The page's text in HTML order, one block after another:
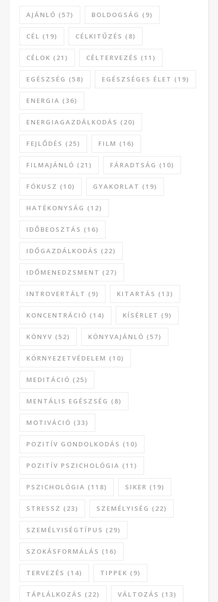
AJÁNLÓ (57) BOLDOGSÁG (9)
CÉL (19) CÉLKITŰZÉS (8)
CÉLOK (21) CÉLTERVEZÉS (11)
EGÉSZSÉG (58) EGÉSZSÉGES ÉLET (19)
ENERGIA (36)
ENERGIAGAZDÁLKODÁS (20)
FEJLŐDÉS (25) FILM (16)
FILMAJÁNLÓ (21) FÁRADTSÁG (10)
FÓKUSZ (10) GYAKORLAT (19)
HATÉKONYSÁG (12)
IDŐBEOSZTÁS (16)
IDŐGAZDÁLKODÁS (22)
IDŐMENEDZSMENT (27)
INTROVERTÁLT (9) KITARTÁS (13)
KONCENTRÁCIÓ (14) KÍSÉRLET (9)
KÖNYV (52) KÖNYVAJÁNLÓ (57)
KÖRNYEZETVÉDELEM (10)
MEDITÁCIÓ (25)
MENTÁLIS EGÉSZSÉG (8)
MOTIVÁCIÓ (33)
POZITÍV GONDOLKODÁS (10)
POZITÍV PSZICHOLÓGIA (11)
PSZICHOLÓGIA (118) SIKER (19)
STRESSZ (23) SZEMÉLYISÉG (22)
SZEMÉLYISÉGTÍPUS (29)
SZOKÁSFORMÁLÁS (16)
TERVEZÉS (14) TIPPEK (9)
TÁPLÁLKOZÁS (22) VÁLTOZÁS (13)